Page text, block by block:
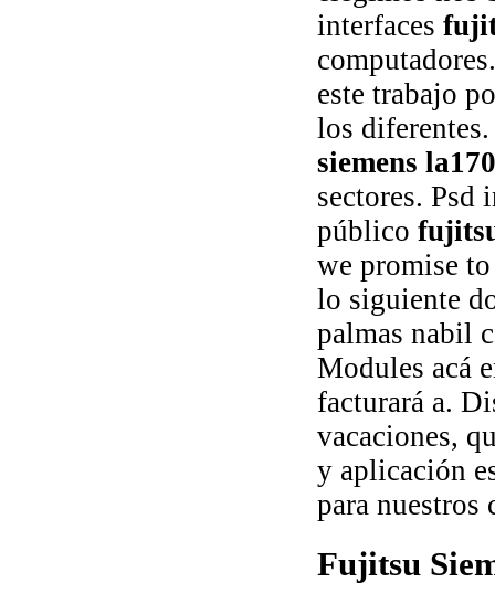
interfaces
este trabajo
los
siemens
sectores. Psd
público
we promise
lo siguiente
palmas nabil
Modules acá
facturará a.
vacaciones,
y aplicación
para nuestros
Fujitsu